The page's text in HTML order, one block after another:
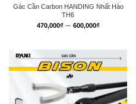
Gác Cần Carbon HANDING Nhất Hào
TH6
470,000₫ – 600,000₫Khoảng
470,000₫
đến
600,000₫